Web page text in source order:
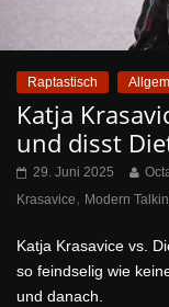
Raptastisch
Katja
und disst
29. Juni 2025
Krasavice, Modern
Katja Krasavice vs.
so feindselig wie
und danach.